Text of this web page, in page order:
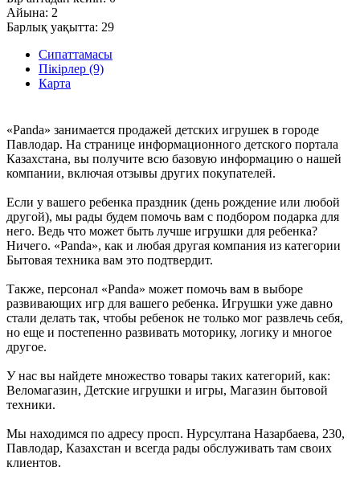
Айына: 2
Барлық уақытта: 29
Сипаттамасы
Пікірлер (9)
Карта
«Panda» занимается продажей детских игрушек в городе
Павлодар. На странице информационного детского портала
Казахстана, вы получите всю базовую информацию о нашей
компании, включая отзывы других покупателей.
Если у вашего ребенка праздник (день рождение или любой
другой), мы рады будем помочь вам с подбором подарка для
него. Ведь что может быть лучше игрушки для ребенка?
Ничего. «Panda», как и любая другая компания из категории
Бытовая техника вам это подтвердит.
Также, персонал «Panda» может помочь вам в выборе
развивающих игр для вашего ребенка. Игрушки уже давно
стали делать так, чтобы ребенок не только мог развлечь себя,
но еще и постепенно развивать моторику, логику и многое
другое.
У нас вы найдете множество товары таких категорий, как:
Веломагазин, Детские игрушки и игры, Магазин бытовой
техники.
Мы находимся по адресу просп. Нурсултана Назарбаева, 230,
Павлодар, Казахстан и всегда рады обслуживать там своих
клиентов.